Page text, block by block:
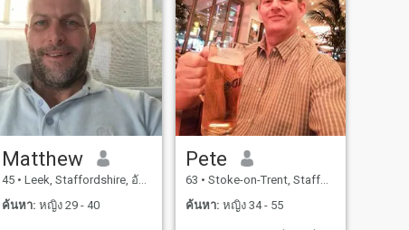
Matthew
45 • Leek, Staffordshire, อังกฤษ
ค้นหา: หญิง 29 - 40
Pete
63 • Stoke-on-Trent, Staffordshire, อังกฤษ
ค้นหา: หญิง 34 - 55